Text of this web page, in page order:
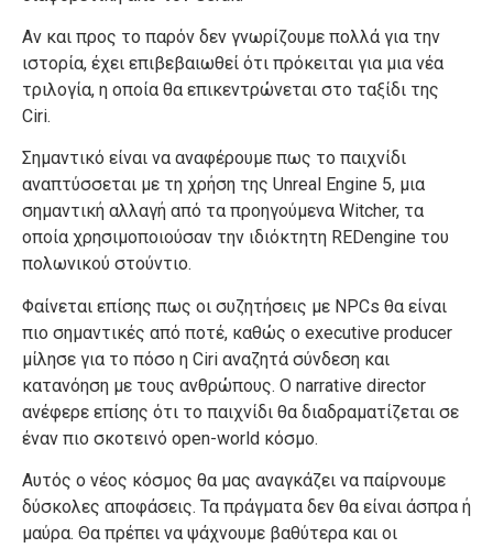
Αν και προς το παρόν δεν γνωρίζουμε πολλά για την
ιστορία, έχει επιβεβαιωθεί ότι πρόκειται για μια νέα
τριλογία, η οποία θα επικεντρώνεται στο ταξίδι της
Ciri.
Σημαντικό είναι να αναφέρουμε πως το παιχνίδι
αναπτύσσεται με τη χρήση της Unreal Engine 5, μια
σημαντική αλλαγή από τα προηγούμενα Witcher, τα
οποία χρησιμοποιούσαν την ιδιόκτητη REDengine του
πολωνικού στούντιο.
Φαίνεται επίσης πως οι συζητήσεις με NPCs θα είναι
πιο σημαντικές από ποτέ, καθώς ο executive producer
μίλησε για το πόσο η Ciri αναζητά σύνδεση και
κατανόηση με τους ανθρώπους. Ο narrative director
ανέφερε επίσης ότι το παιχνίδι θα διαδραματίζεται σε
έναν πιο σκοτεινό open-world κόσμο.
Αυτός ο νέος κόσμος θα μας αναγκάζει να παίρνουμε
δύσκολες αποφάσεις. Τα πράγματα δεν θα είναι άσπρα ή
μαύρα. Θα πρέπει να ψάχνουμε βαθύτερα και οι